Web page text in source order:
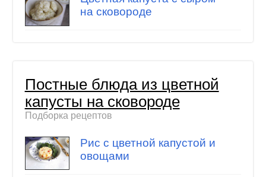
на сковороде
Постные блюда из цветной
капусты на сковороде
Подборка рецептов
Рис с цветной капустой и
овощами